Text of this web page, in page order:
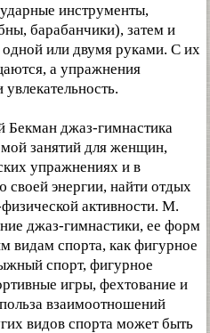
инструменты,
барабанчики), затем и
или двумя руками. С их
а упражнения
Бекман джаз-гимнастика
занятий для женщин,
упражнениях и в
своей энергии, найти отдых
активности. М.
джаз-гимнастики, ее форм
видам спорта, как фигурное
спорт, фигурное
игры, фехтование и
взаимоотношений
видов спорта может быть